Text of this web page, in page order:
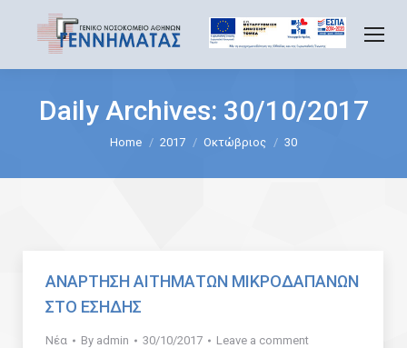
Daily Archives: 30/10/2017
Home 2017 Οκτώβριος 30
ΑΝΑΡΤΗΣΗ ΑΙΤΗΜΑΤΩΝ ΜΙΚΡΟΔΑΠΑΝΩΝ
ΣΤΟ ΕΣΗΔΗΣ
Νέα By admin 30/10/2017 Leave a comment